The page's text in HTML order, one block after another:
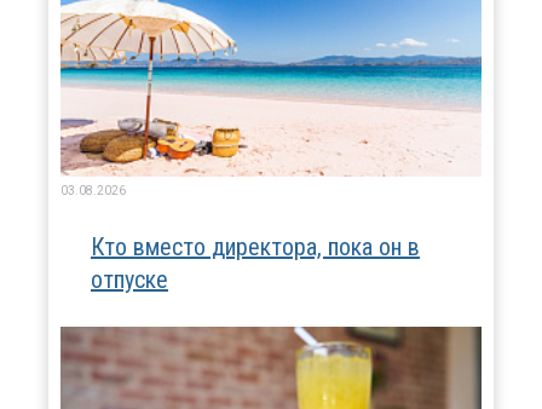
03.08.2026
Кто вместо директора, пока он в
отпуске